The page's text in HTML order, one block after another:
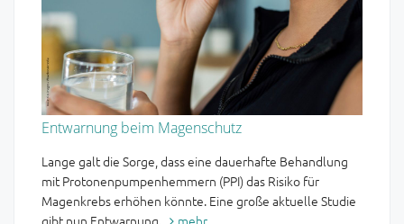
Entwarnung beim Magenschutz
Lange galt die Sorge, dass eine dauerhafte Behandlung
mit Protonenpumpenhemmern (PPI) das Risiko für
Magenkrebs erhöhen könnte. Eine große aktuelle Studie